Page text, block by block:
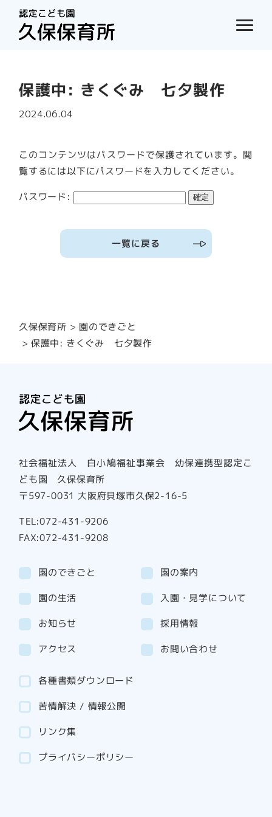
保護中: きくぐみ 七夕製作
2024.06.04
このコンテンツはパスワードで保護されています。閲
覧するには以下にパスワードを入力してください。
パスワード:
一覧に戻る
久保保育所 園のできごと
保護中: きくぐみ 七夕製作
社会福祉法人 白小鳩福祉事業会 幼保連携型認定こ
ども園 久保保育所
〒597-0031 大阪府貝塚市久保2-16-5
TEL:072-431-9206
FAX:072-431-9208
園のできごと 園の案内
園の生活 入園・見学について
お知らせ
採用情報
アクセス
お問い合わせ
各種書類ダウンロード
苦情解決 / 情報公開
リンク集
プライバシーポリシー